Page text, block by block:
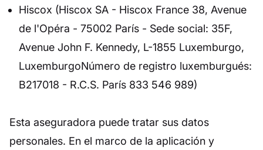
Hiscox (Hiscox SA - Hiscox France 38, Avenue
de l'Opéra - 75002 París - Sede social: 35F,
Avenue John F. Kennedy, L-1855 Luxemburgo,
LuxemburgoNúmero de registro luxemburgués:
B217018 - R.C.S. París 833 546 989)
Esta aseguradora puede tratar sus datos
personales. En el marco de la aplicación y